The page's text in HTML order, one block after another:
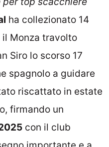
ha collezionato 14
Monza travolto
Siro lo scorso 17
spagnolo a guidare
riscattato in estate
firmando un
con il club